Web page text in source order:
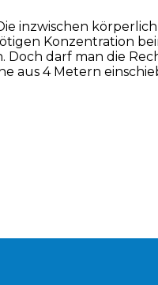
inzwischen
Konzentration
Doch darf man die
aus 4 Metern